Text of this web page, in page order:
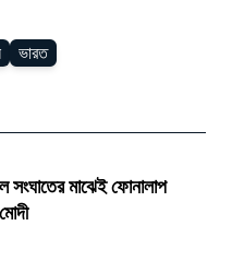
ভারত
সংঘাতের মাঝেই ফোনালাপ